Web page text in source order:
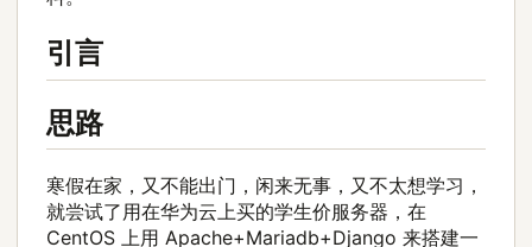
引言
思路
寒假在家，又不能出门，闲来无事，又不太想学习，
就尝试了用在华为云上买的学生价服务器，在
CentOS 上用 Apache+Mariadb+Django 来搭建一